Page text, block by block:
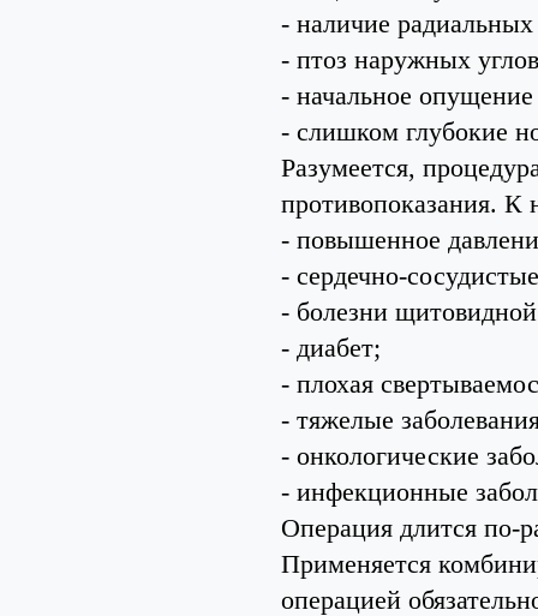
- наличие
- птоз наружных
- начальное
- слишком глубокие
Разумеется,
противопоказания. К
- повышенное
- сердечно-
- болезни
- диабет;
- плохая
- тяжелые
- онкологические
- инфекционные
Операция длится по-
Применяется
операцией